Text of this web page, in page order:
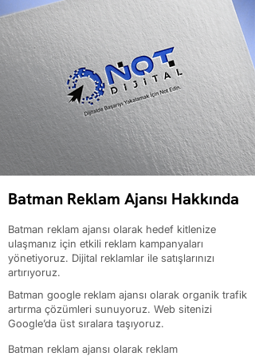
Batman Reklam Ajansı Hakkında
Batman reklam ajansı olarak hedef kitlenize
ulaşmanız için etkili reklam kampanyaları
yönetiyoruz. Dijital reklamlar ile satışlarınızı
artırıyoruz.
Batman google reklam ajansı olarak organik trafik
artırma çözümleri sunuyoruz. Web sitenizi
Google’da üst sıralara taşıyoruz.
Batman reklam ajansı olarak reklam